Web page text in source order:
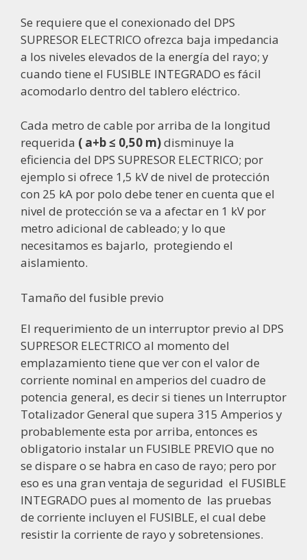
Se requiere que el conexionado del DPS
SUPRESOR ELECTRICO ofrezca baja impedancia
a los niveles elevados de la energía del rayo; y
cuando tiene el FUSIBLE INTEGRADO es fácil
acomodarlo dentro del tablero eléctrico.
Cada metro de cable por arriba de la longitud
requerida ( a+b ≤ 0,50 m)disminuye la
eficiencia del DPS SUPRESOR ELECTRICO; por
ejemplo si ofrece 1,5 kV de nivel de protección
con 25 kA por polo debe tener en cuenta que el
nivel de protección se va a afectar en 1 kV por
metro adicional de cableado; y lo que
necesitamos es bajarlo, protegiendo el
aislamiento.
Tamaño del fusible previo
El requerimiento de un interruptor previo al DPS
SUPRESOR ELECTRICO al momento del
emplazamiento tiene que ver con el valor de
corriente nominal en amperios del cuadro de
potencia general, es decir si tienes un Interruptor
Totalizador General que supera 315 Amperios y
probablemente esta por arriba, entonces es
obligatorio instalar un FUSIBLE PREVIO que no
se dispare o se habra en caso de rayo; pero por
eso es una gran ventaja de seguridad el FUSIBLE
INTEGRADO pues al momento de las pruebas
de corriente incluyen el FUSIBLE, el cual debe
resistir la corriente de rayo y sobretensiones.